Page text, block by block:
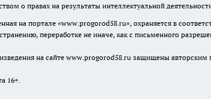
о правах на результаты интеллектуальной
на портале «www.progorod58.ru», охраняется в
переработке не иначе, как с письменного
на сайте www.progorod58.ru защищены авторским
16+.